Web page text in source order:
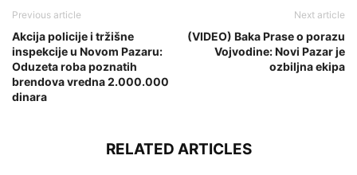
Previous article
Akcija policije i tržišne
inspekcije u Novom Pazaru:
Oduzeta roba poznatih
brendova vredna 2.000.000
dinara
Next article
(VIDEO) Baka Prase o porazu
Vojvodine: Novi Pazar je
ozbiljna ekipa
RELATED ARTICLES